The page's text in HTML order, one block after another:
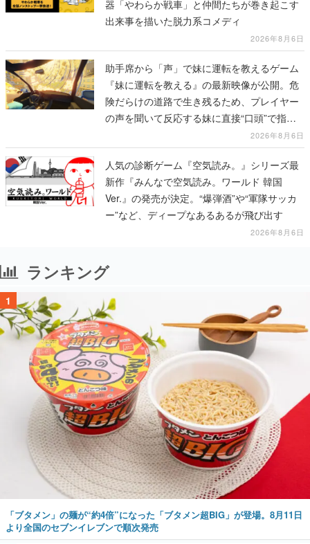
器「やわらか戦車」と仲間たちが巻き起こす
出来事を描いた脱力系コメディ
2026年8月6日
助手席から「声」で妹に運転を教えるゲーム
『妹に運転を教える』の最新映像が公開。危
険だらけの道路で生き残るため、プレイヤー
の声を聞いて反応する妹に直接“口頭”で指示
2026年8月6日
人気の診断ゲーム『空気読み。』シリーズ最
新作『みんなで空気読み。ワールド 韓国
Ver.』の発売が決定。“爆弾酒”や“軍隊サッカ
ー”など、ディープなあるあるが飛び出す
2026年8月6日
ランキング
1
「ブタメン」の麺が“約4倍”になった「ブタメン超BIG」が登場。8月11日
より全国のセブンイレブンで順次発売